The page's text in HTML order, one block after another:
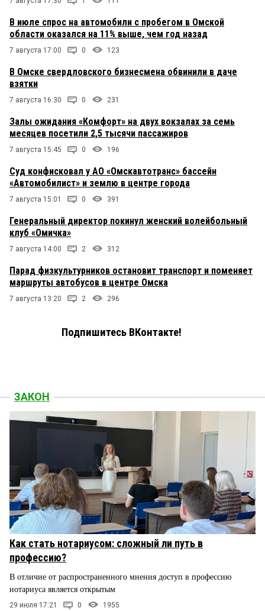
В июле спрос на автомобили с пробегом в Омской
области оказался на 11% выше, чем год назад
7 августа 17:00 0 123
В Омске свердловского бизнесмена обвинили в даче
взятки
7 августа 16:30 0 231
Залы ожидания «Комфорт» на двух вокзалах за семь
месяцев посетили 2,5 тысячи пассажиров
7 августа 15:45 0 196
Суд конфисковал у АО «Омскавтотранс» бассейн
«Автомобилист» и землю в центре города
7 августа 15:01 0 391
Генеральный директор покинул женский волейбольный
клуб «Омичка»
7 августа 14:00 2 312
Парад физкультурников остановит транспорт и поменяет
маршруты автобусов в центре Омска
7 августа 13:20 2 296
Подпишитесь ВКонтакте!
ЗАКОН
Как стать нотариусом: сложный ли путь в
профессию?
В отличие от распространенного мнения доступ в профессию
нотариуса является открытым
29 июля 17:21 0 1955